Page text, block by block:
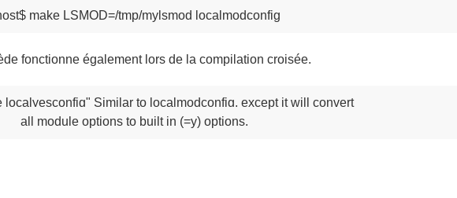
fonctionne également lors de la compilation croisée.
localyesconfig" Similar to localmodconfig, except it will convert